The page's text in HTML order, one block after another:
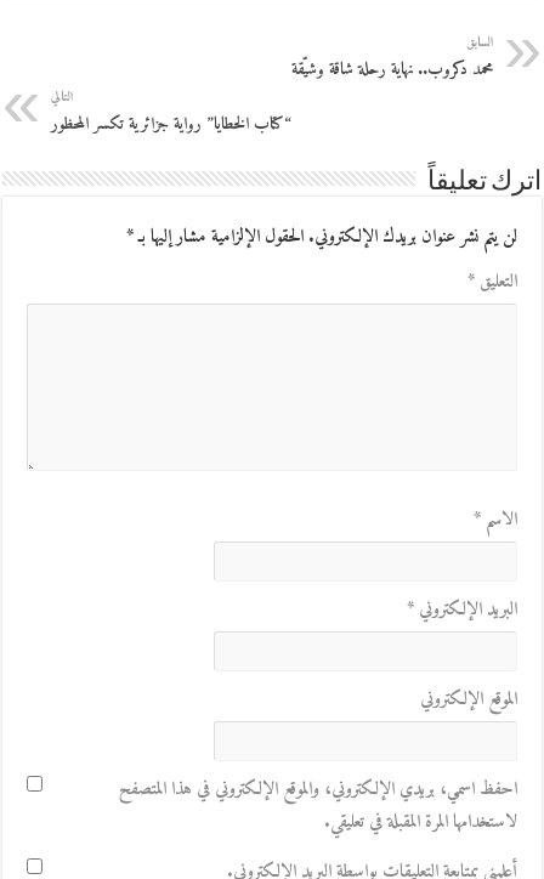
السابق
محمد دكروب.. نهاية رحلة شاقة وشيّقة
التالي
“كتاب الخطايا” رواية جزائرية تكسر المحظور
اترك تعليقاً
لن يتم نشر عنوان بريدك الإلكتروني.الحقول الإلزامية مشار إليها بـ*
التعليق*
الاسم*
البريد الإلكتروني*
الموقع الإلكتروني
احفظ اسمي، بريدي الإلكتروني، والموقع الإلكتروني في هذا المتصفح
لاستخدامها المرة المقبلة في تعليقي.
أعلمني بمتابعة التعليقات بواسطة البريد الإلكتروني.